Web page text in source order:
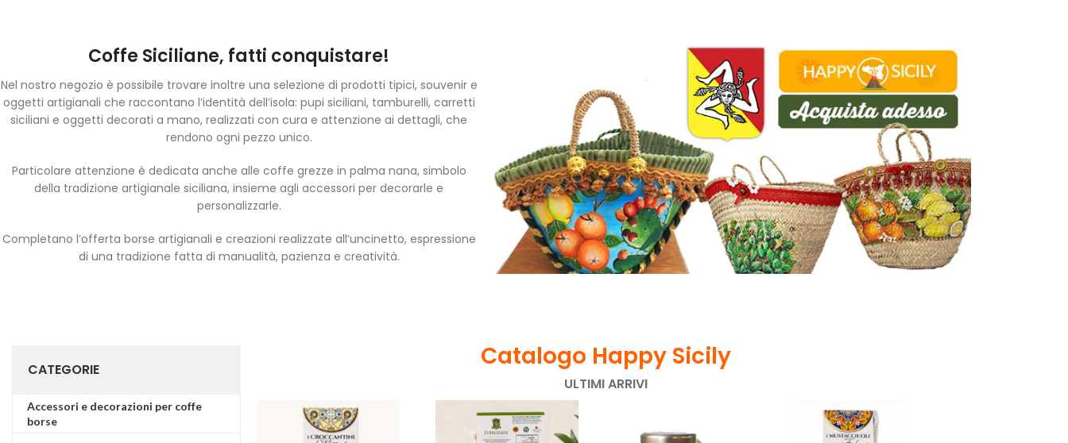
Coffe Siciliane, fatti conquistare!
Nel nostro negozio è possibile trovare inoltre una selezione di prodotti tipici, souvenir e
oggetti artigianali che raccontano l’identità dell’isola: pupi siciliani, tamburelli, carretti
siciliani e oggetti decorati a mano, realizzati con cura e attenzione ai dettagli, che
rendono ogni pezzo unico.
Particolare attenzione è dedicata anche alle coffe grezze in palma nana, simbolo
della tradizione artigianale siciliana, insieme agli accessori per decorarle e
personalizzarle.
Completano l’offerta borse artigianali e creazioni realizzate all’uncinetto, espressione
di una tradizione fatta di manualità, pazienza e creatività.
CATEGORIE
Accessori e decorazioni per coffe
borse
Catalogo Happy Sicily
ULTIMI ARRIVI